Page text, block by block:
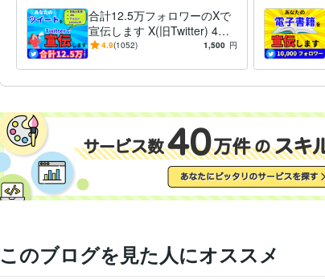
合計12.5万フォロワーのXで
宣伝します X(旧Twitter) 4ア
カで宣伝 125000フォロワー
4.9(1052) 1,500 円
このブログを見た人にオススメ